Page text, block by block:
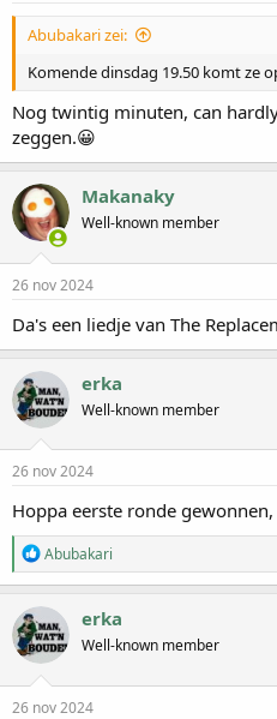
n
Abubakari zei:
Komende dinsdag 19.50 komt ze
Nog twintig minuten, can
zeggen.😀
Makanaky
Well-known member
26 nov 2024
Da's een liedje van The
erka
Well-known member
26 nov 2024
Hoppa eerste ronde
W
a
a
r
d
e
r
i
n
Abubakari
erka
Well-known member
26 nov 2024